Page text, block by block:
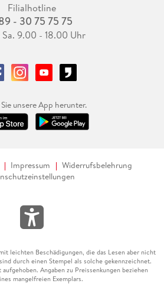
Filialhotline
- 30 75 75 75
9.00 - 18.00 Uhr
unsere App herunter.
Impressum
Widerrufsbelehrung
leichten Beschädigungen, die das Lesen aber nicht
durch einen Stempel als solche gekennzeichnet.
Angaben zu Preissenkungen beziehen
mangelfreien Exemplars.